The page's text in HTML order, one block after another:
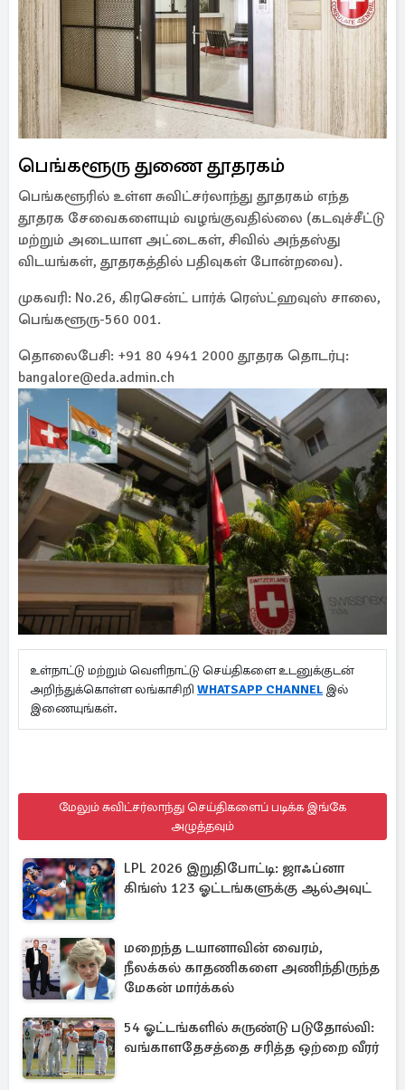
பெங்களூரு துணை தூதரகம்
பெங்களூரில் உள்ள சுவிட்சர்லாந்து தூதரகம் எந்த
தூதரக சேவைகளையும் வழங்குவதில்லை (கடவுச்சீட்டு
மற்றும் அடையாள அட்டைகள், சிவில் அந்தஸ்து
விடயங்கள், தூதரகத்தில் பதிவுகள் போன்றவை).
முகவரி: No.26, கிரசென்ட் பார்க் ரெஸ்ட்ஹவுஸ் சாலை,
பெங்களூரு-560 001.
தொலைபேசி: +91 80 4941 2000 தூதரக தொடர்பு:
bangalore@eda.admin.ch
உள்நாட்டு மற்றும் வெளிநாட்டு செய்திகளை உடனுக்குடன்
அறிந்துக்கொள்ள லங்காசிறி WHATSAPP CHANNEL இல்
இணையுங்கள்.
மேலும் சுவிட்சர்லாந்து செய்திகளைப் படிக்க இங்கே
அழுத்தவும்
LPL 2026 இறுதிபோட்டி: ஜாஃப்னா
கிங்ஸ் 123 ஓட்டங்களுக்கு ஆல்அவுட்
மறைந்த டயானாவின் வைரம்,
நீலக்கல் காதணிகளை அணிந்திருந்த
மேகன் மார்க்கல்
54 ஓட்டங்களில் சுருண்டு படுதோல்வி:
வங்காளதேசத்தை சரித்த ஒற்றை வீரர்